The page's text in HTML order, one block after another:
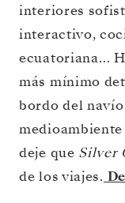
interiores
interactivo,
ecuatoriana…
más mínimo
bordo del
deje que Silver
de los viajes.